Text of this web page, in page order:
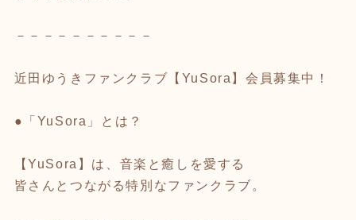
－－－－－－－－－－
近田ゆうきファンクラブ【YuSora】会員募集中！
●「YuSora」とは？
【YuSora】は、音楽と癒しを愛する
皆さんとつながる特別なファンクラブ。